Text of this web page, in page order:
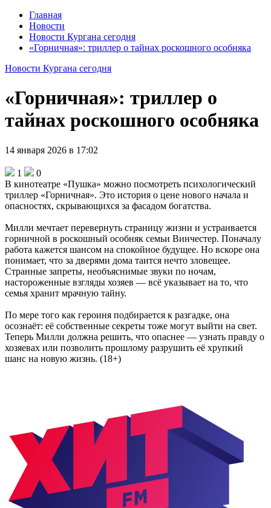
Главная
Новости
Новости Кургана сегодня
«Горничная»: триллер о тайнах роскошного особняка
Новости Кургана сегодня
«Горничная»: триллер о
тайнах роскошного особняка
14 января 2026 в 17:02
1
0
В кинотеатре «Пушка» можно посмотреть психологический
триллер «Горничная». Это история о цене нового начала и
опасностях, скрывающихся за фасадом богатства.
Милли мечтает перевернуть страницу жизни и устраивается
горничной в роскошный особняк семьи Винчестер. Поначалу
работа кажется шансом на спокойное будущее. Но вскоре она
понимает, что за дверями дома таится нечто зловещее.
Странные запреты, необъяснимые звуки по ночам,
настороженные взгляды хозяев — всё указывает на то, что
семья хранит мрачную тайну.
По мере того как героиня подбирается к разгадке, она
осознаёт: её собственные секреты тоже могут выйти на свет.
Теперь Милли должна решить, что опаснее — узнать правду о
хозяевах или позволить прошлому разрушить её хрупкий
шанс на новую жизнь. (18+)